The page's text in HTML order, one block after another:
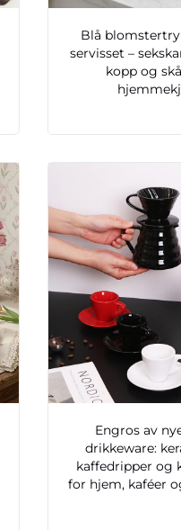
Blå
servisset –
kopp og
Engros av
drikkeware:
kaffedripper og
for hjem, kaféer